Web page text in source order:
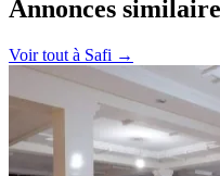
Annonces
Voir tout à Safi →